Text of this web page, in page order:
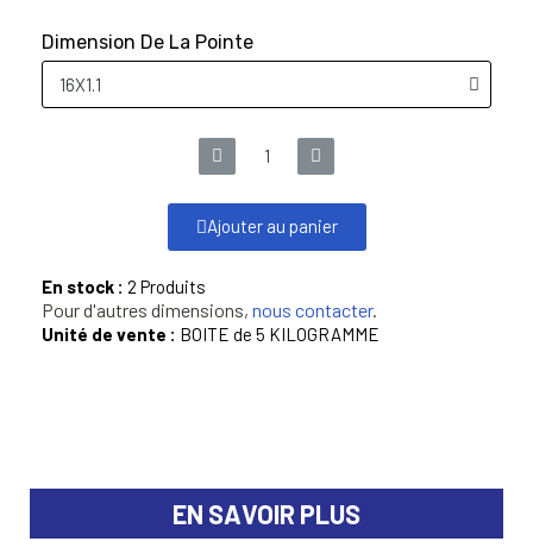
Dimension De La Pointe
Ajouter au panier
En stock : 2 Produits
Pour d'autres dimensions, nous contacter.
Unité de vente : BOITE de 5 KILOGRAMME
EN SAVOIR PLUS